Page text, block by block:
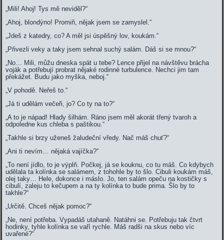
„Mili! Ahoj! Tys mě neviděl?“
„Ahoj, blondýno! Promiň, nějak jsem se zamyslel.“
„Jdeš z katedry, co? A měl jsi úspěšný lov, koukám.“
„Přivezli veky a taky jsem sehnal suchý salám. Dáš si se mnou?“
„No… Mili, můžu dneska spát u tebe? Lence přijel na návštěvu brácha
voják a potřebují probrat nějaké rodinné turbulence. Nechci jim tam
překážet. Budu jako myška, neboj.“
„V pohodě. Neřeš to.“
„Já ti udělám večeři, jo? Co ty na to?“
„A to je nápad! Hlady šilhám. Ráno jsem měl akorát třený tvaroh a
odpoledne kus chleba s paštikou.“
„Takhle si brzy uženeš žaludeční vředy. Nač máš chuť?“
„Ani ti nevím… nějaká vajíčka?“
„To není jídlo, to je výplň. Počkej, já se kouknu, co tu máš. Co kdybych
udělala ta kolínka se salámem, z tohohle by to šlo. Cibuli koukám máš,
olej taky… Hele, dokonce i máslo. Jo, ten salám opeču na kostičky s
cibulí, zaleju to kečupem a na ty kolínka to bude prima. Šlo by to
takhle?“
„Určitě. Chceš nějak pomoc?“
„Ne, není potřeba. Vypadáš utahaně. Natáhni se. Potřebuju tak čtvrt
hodinky, tyhle kolínka se vaří rychle. Máš radši na skus nebo víc
uvařené?“